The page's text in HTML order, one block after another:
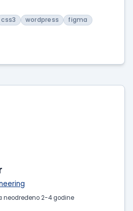
css3 wordpress figma
neodređeno 2-4 godine